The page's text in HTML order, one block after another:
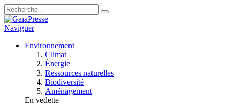
Naviguer
Environnement
Climat
Énergie
Ressources naturelles
Biodiversité
Aménagement
En vedette